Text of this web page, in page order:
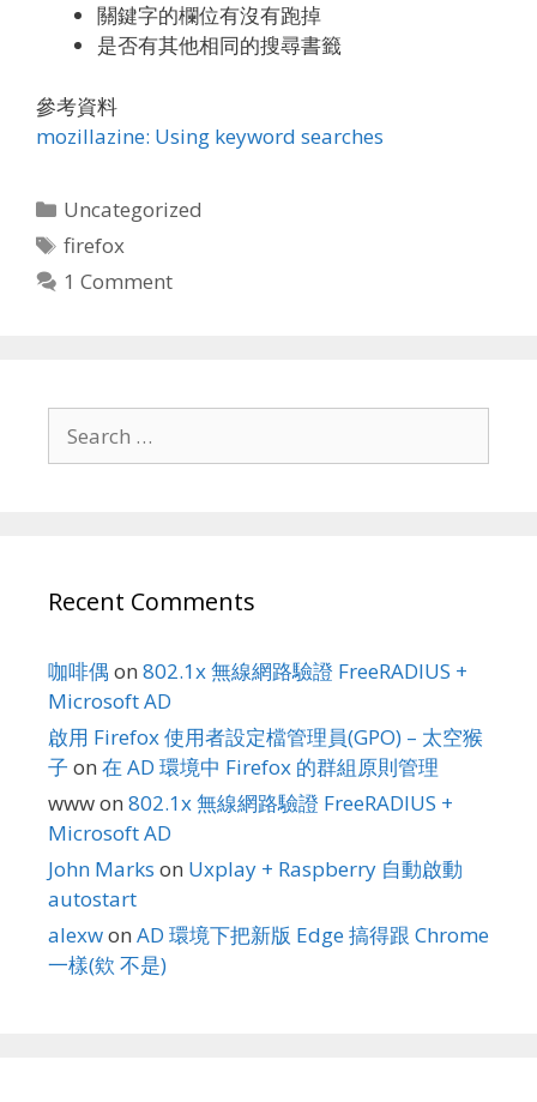
關鍵字的欄位有沒有跑掉
是否有其他相同的搜尋書籤
參考資料
mozillazine: Using keyword searches
Categories
Uncategorized
Tags
firefox
1 Comment
for:
Recent Comments
咖啡偶 on 802.1x 無線網路驗證 FreeRADIUS +
Microsoft AD
啟用 Firefox 使用者設定檔管理員(GPO) – 太空猴
子 on 在 AD 環境中 Firefox 的群組原則管理
wwwon 802.1x 無線網路驗證 FreeRADIUS +
Microsoft AD
John Marks on Uxplay + Raspberry 自動啟動
autostart
alexwon AD 環境下把新版 Edge 搞得跟 Chrome
一樣(欸 不是)